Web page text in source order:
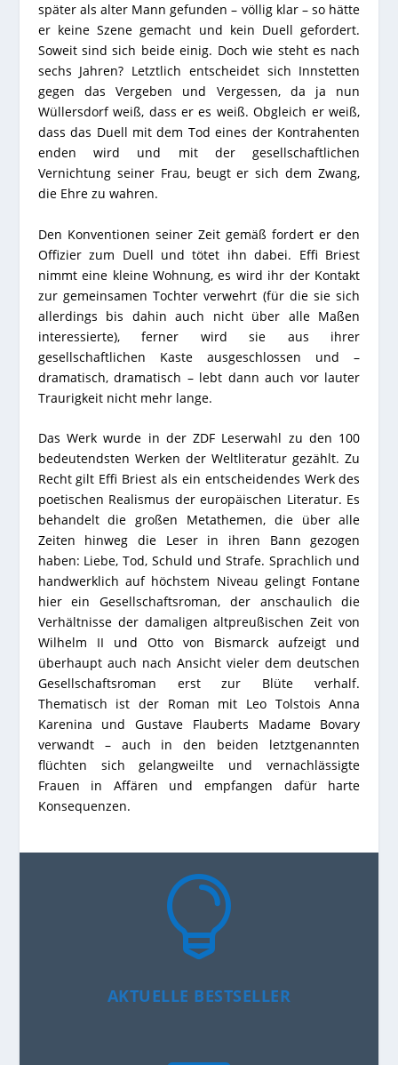
später als alter Mann gefunden – völlig klar – so hätte
er keine Szene gemacht und kein Duell gefordert.
Soweit sind sich beide einig. Doch wie steht es nach
sechs Jahren? Letztlich entscheidet sich Innstetten
gegen das Vergeben und Vergessen, da ja nun
Wüllersdorf weiß, dass er es weiß. Obgleich er weiß,
dass das Duell mit dem Tod eines der Kontrahenten
enden wird und mit der gesellschaftlichen
Vernichtung seiner Frau, beugt er sich dem Zwang,
die Ehre zu wahren.
Den Konventionen seiner Zeit gemäß fordert er den
Offizier zum Duell und tötet ihn dabei. Effi Briest
nimmt eine kleine Wohnung, es wird ihr der Kontakt
zur gemeinsamen Tochter verwehrt (für die sie sich
allerdings bis dahin auch nicht über alle Maßen
interessierte), ferner wird sie aus ihrer
gesellschaftlichen Kaste ausgeschlossen und –
dramatisch, dramatisch – lebt dann auch vor lauter
Traurigkeit nicht mehr lange.
Das Werk wurde in derZDF Leserwahl zu den 100
bedeutendsten Werken der Weltliteratur gezählt. Zu
Recht gilt Effi Briest als ein entscheidendes Werk des
poetischen Realismus der europäischen Literatur. Es
behandelt die großen Metathemen, die über alle
Zeiten hinweg die Leser in ihren Bann gezogen
haben: Liebe, Tod, Schuld und Strafe. Sprachlich und
handwerklich auf höchstem Niveau gelingt Fontane
hier ein Gesellschaftsroman, der anschaulich die
Verhältnisse der damaligen altpreußischen Zeit von
Wilhelm II und Otto von Bismarck aufzeigt und
überhaupt auch nach Ansicht vieler dem deutschen
Gesellschaftsroman erst zur Blüte verhalf.
Thematisch ist der Roman mit Leo Tolstois Anna
Karenina und Gustave Flauberts Madame Bovary
verwandt – auch in den beiden letztgenannten
flüchten sich gelangweilte und vernachlässigte
Frauen in Affären und empfangen dafür harte
Konsequenzen.

AKTUELLE BESTSELLER